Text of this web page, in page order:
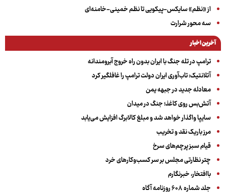
از «نظم» سایکس-پیکویی تا نظم خمینی-خامنه‌ای
سه‌ محور شرارت
آخرین اخبار
ترامپ در تله جنگ با ایران بدون راه خروج آبرومندانه
آتلانتیک: تاب‌آوری ایران دولت ترامپ را غافلگیر کرد
معادله جدید در جبهه یمن
آتش‌بس روی کاغذ؛ جنگ در میدان
سایپا واگذار خواهد شد و مبلغ کالابرگ افزایش می‌یابد
مرز باریک نقد و تخریب
قیام سبز پرچم‌های سرخ
چتر نظارتی مجلس بر سر کسب‌وکارهای خرد
باافتخار، خبرنگارم
جلد شماره ۶۰۸ روزنامه آگاه